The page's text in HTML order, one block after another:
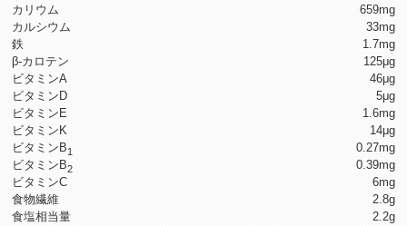
カリウム
659mg
カルシウム
33mg
鉄
1.7mg
β-カロテン
125μg
ビタミンA
46μg
ビタミンD
5μg
ビタミンE
1.6mg
ビタミンK
14μg
ビタミンB1
0.27mg
ビタミンB2
0.39mg
ビタミンC
6mg
食物繊維
2.8g
食塩相当量
2.2g